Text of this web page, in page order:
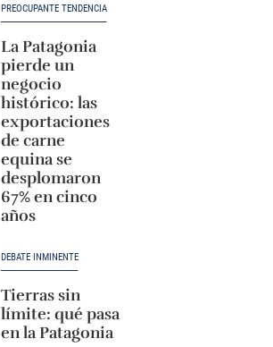
PREOCUPANTE TENDENCIA
La Patagonia
pierde un
negocio
histórico: las
exportaciones
de carne
equina se
desplomaron
67% en cinco
años
DEBATE INMINENTE
Tierras sin
límite: qué pasa
en la Patagonia